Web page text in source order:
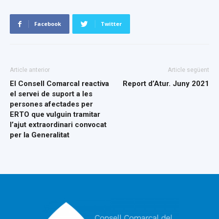
Facebook Twitter
Article anterior
El Consell Comarcal reactiva
el servei de suport a les
persones afectades per
ERTO que vulguin tramitar
l’ajut extraordinari convocat
per la Generalitat
Article següent
Report d’Atur. Juny 2021